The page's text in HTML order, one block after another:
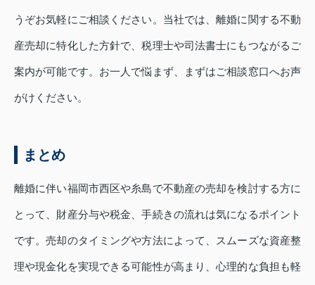
うぞお気軽にご相談ください。当社では、離婚に関する不動
産売却に特化した方針で、税理士や司法書士にもつながるご
案内が可能です。お一人で悩まず、まずはご相談窓口へお声
がけください。
まとめ
離婚に伴い福岡市西区や糸島で不動産の売却を検討する方に
とって、財産分与や税金、手続きの流れは気になるポイント
です。売却のタイミングや方法によって、スムーズな資産整
理や現金化を実現できる可能性が高まり、心理的な負担も軽